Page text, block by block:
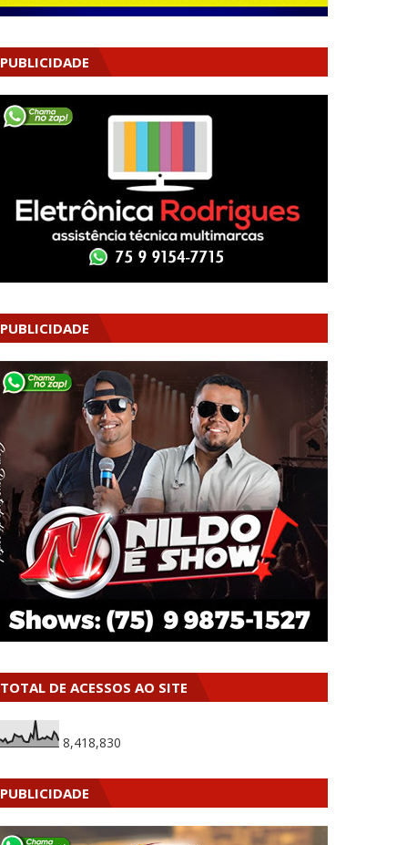
PUBLICIDADE
PUBLICIDADE
TOTAL DE ACESSOS AO SITE
8,418,830
PUBLICIDADE